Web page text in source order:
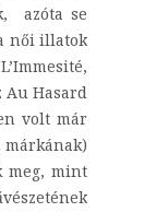
azóta se
női illatok
Au Hasard
volt már
márkának)
meg, mint